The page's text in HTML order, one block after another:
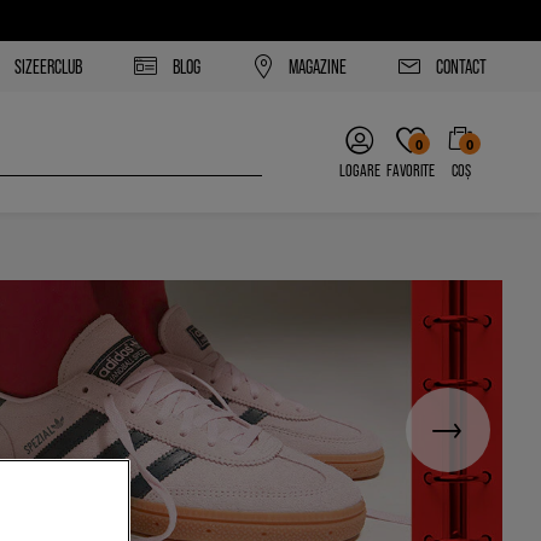
SIZEERCLUB BLOG MAGAZINE CONTACT
LOGARE
0
FAVORITE
0
COȘ